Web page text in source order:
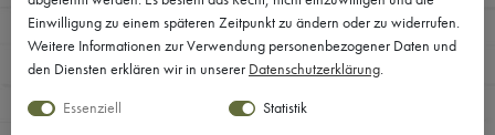
Einwilligung zu einem späteren Zeitpunkt zu ändern oder zu widerrufen.
Weitere Informationen zur Verwendung personenbezogener Daten und
den Diensten erklären wir in unserer Daten­schutz­erklärung.
Essenziell
Statistik